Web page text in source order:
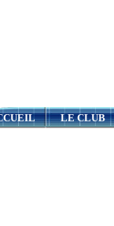
LE CLUB